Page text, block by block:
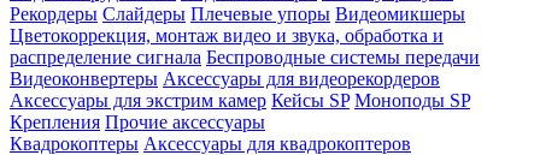
Рекордеры Слайдеры Плечевые упоры Видеомикшеры
Цветокоррекция, монтаж видео и звука, обработка и
распределение сигнала Беспроводные системы передачи
Видеоконвертеры Аксессуары для видеорекордеров
Аксессуары для экстрим камер Кейсы SP Моноподы SP
Крепления Прочие аксессуары
Квадрокоптеры Аксессуары для квадрокоптеров